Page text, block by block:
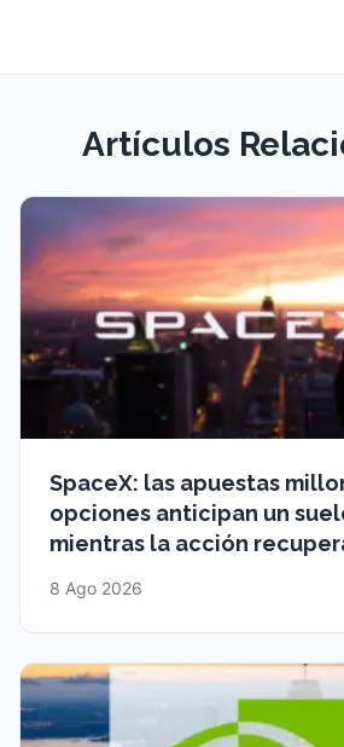
Artículos
SpaceX: las apuestas
opciones anticipan un
mientras la acción
8 Ago 2026